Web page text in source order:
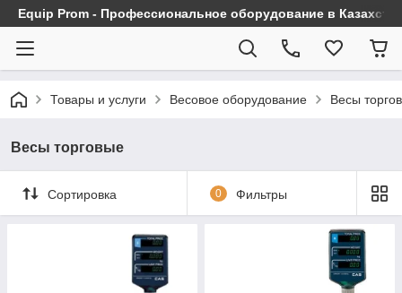
Equip Prom - Профессиональное оборудование в
Товары и услуги Весовое оборудование Весы
Весы торговые
Сортировка 0 Фильтры